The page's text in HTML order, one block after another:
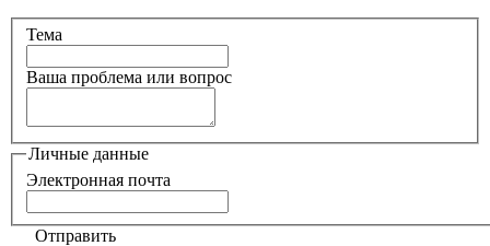
Тема
Ваша проблема или вопрос
Личные данные
Электронная почта
Отправить